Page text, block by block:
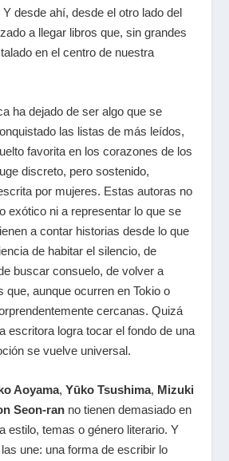
desde ahí, desde el otro lado del
a llegar libros que, sin grandes
en el centro de nuestra
ha dejado de ser algo que se
las listas de más leídos,
favorita en los corazones de los
discreto, pero sostenido,
por mujeres. Estas autoras no
exótico ni a representar lo que se
a contar historias desde lo que
de habitar el silencio, de
buscar consuelo, de volver a
que, aunque ocurren en Tokio o
cercanas. Quizá
escritora logra tocar el fondo de una
se vuelve universal.
Aoyama, Yūko Tsushima, Mizuki
Seon-ranno tienen demasiado en
estilo, temas o género literario. Y
une: una forma de escribir lo